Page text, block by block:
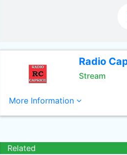
Radio
Stream
More Information
Related